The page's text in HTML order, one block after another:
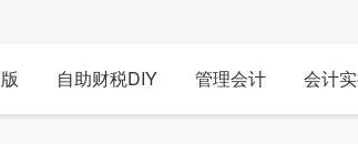
自助财税DIY 管理会计 会计